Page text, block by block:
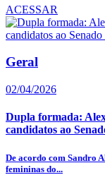
ACESSAR
Geral
02/04/2026
Dupla formada:
candidatos ao
De acordo com Sandro
femininas do...